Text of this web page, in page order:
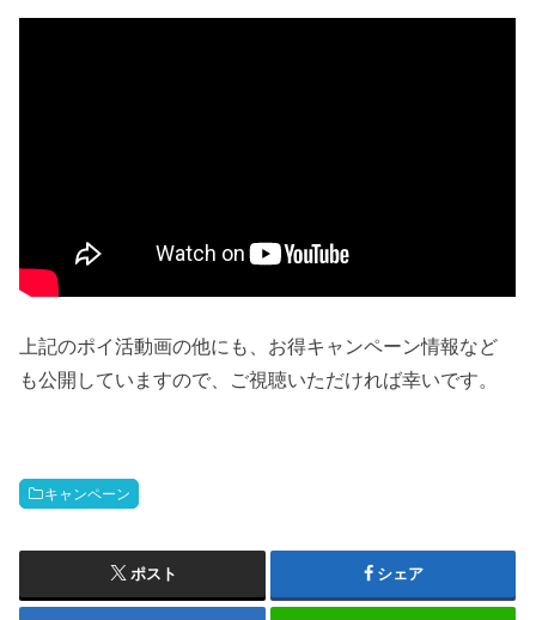
上記のポイ活動画の他にも、お得キャンペーン情報など
も公開していますので、ご視聴いただければ幸いです。
キャンペーン
ポスト シェア